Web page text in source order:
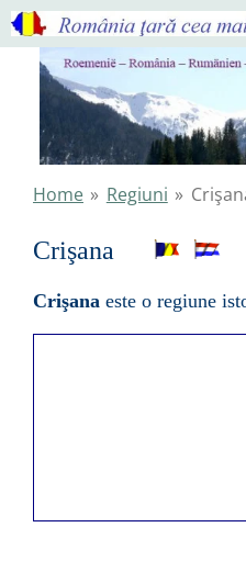
Ga
direct
naar
hoofdinhoud
Home » Regiuni »
Crişana
Crişana este o regiune